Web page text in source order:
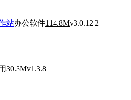
站办公软件114.8Mv3.0.12.2
30.3Mv1.3.8